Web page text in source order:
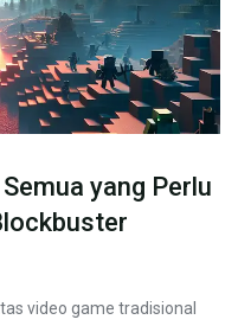
yang Perlu
video game tradisional